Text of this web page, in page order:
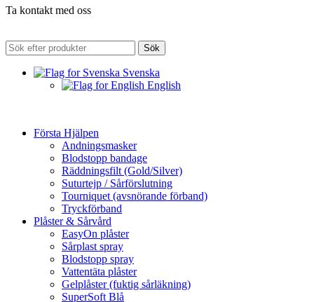
Ta kontakt med oss
Sök
Svenska
English
Första Hjälpen
Andningsmasker
Blodstopp bandage
Räddningsfilt (Gold/Silver)
Suturtejp / Sårförslutning
Tourniquet (avsnörande förband)
Tryckförband
Plåster & Sårvård
EasyOn plåster
Sårplast spray
Blodstopp spray
Vattentäta plåster
Gelplåster (fuktig sårläkning)
SuperSoft Blå